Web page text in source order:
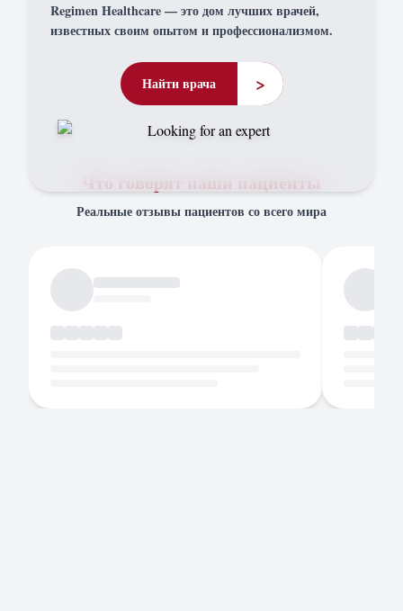
Regimen Healthcare — это дом лучших врачей,
известных своим опытом и профессионализмом.
Найти врача >
Что говорят наши пациенты
Реальные отзывы пациентов со всего мира